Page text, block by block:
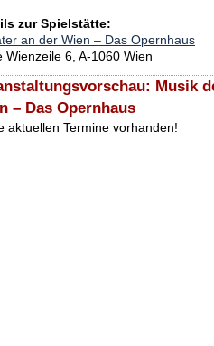
zur Spielstätte:
an der Wien – Das Opernhaus
Wienzeile 6, A-1060 Wien
Musik
– Das Opernhaus
aktuellen Termine vorhanden!